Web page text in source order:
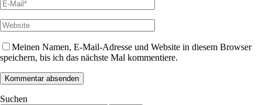
Meinen Namen, E-Mail-Adresse und Website in diesem Browser
speichern, bis ich das nächste Mal kommentiere.
Suchen